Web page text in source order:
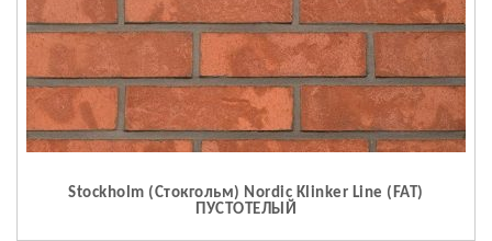
Stockholm (Стокгольм) Nordic Klinker Line (FAT)
ПУСТОТЕЛЫЙ